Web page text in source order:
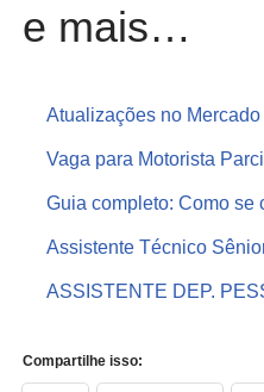
e mais…
Atualizações no
Vaga para Motorista
Guia completo: Como se
Assistente Técnico
ASSISTENTE DEP.
Compartilhe isso: